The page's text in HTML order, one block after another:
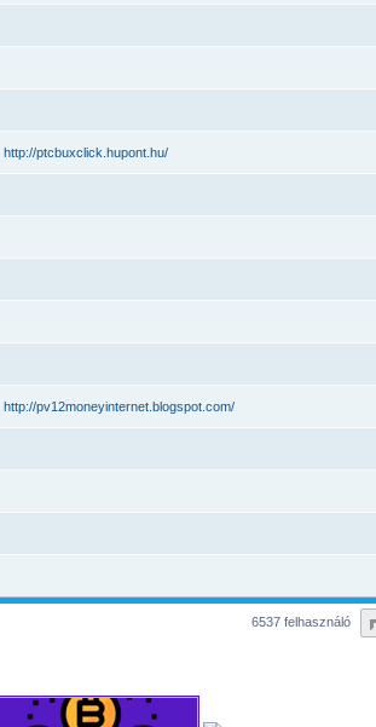
http://ptcbuxclick.hupont.hu/
http://pv12moneyinternet.blogspot.com/
6537 felhasználó